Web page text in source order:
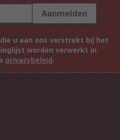
Aanmelden
u aan ons verstrekt bij het
worden verwerkt in
privacybeleid.